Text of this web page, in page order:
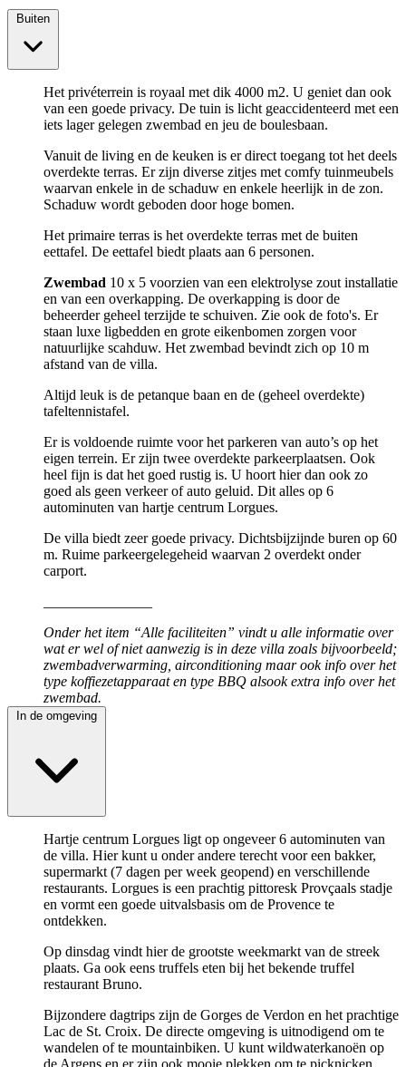
Het privéterrein is royaal met dik 4000 m2. U geniet dan ook
van een goede privacy. De tuin is licht geaccidenteerd met een
iets lager gelegen zwembad en jeu de boulesbaan.
Vanuit de living en de keuken is er direct toegang tot het deels
overdekte terras. Er zijn diverse zitjes met comfy tuinmeubels
waarvan enkele in de schaduw en enkele heerlijk in de zon.
Schaduw wordt geboden door hoge bomen.
Het primaire terras is het overdekte terras met de buiten
eettafel. De eettafel biedt plaats aan 6 personen.
Zwembad 10 x 5 voorzien van een elektrolyse zout installatie
en van een overkapping. De overkapping is door de
beheerder geheel terzijde te schuiven. Zie ook de foto's. Er
staan luxe ligbedden en grote eikenbomen zorgen voor
natuurlijke scahduw. Het zwembad bevindt zich op 10 m
afstand van de villa.
Altijd leuk is de petanque baan en de (geheel overdekte)
tafeltennistafel.
Er is voldoende ruimte voor het parkeren van auto’s op het
eigen terrein. Er zijn twee overdekte parkeerplaatsen. Ook
heel fijn is dat het goed rustig is. U hoort hier dan ook zo
goed als geen verkeer of auto geluid. Dit alles op 6
autominuten van hartje centrum Lorgues.
De villa biedt zeer goede privacy. Dichtsbijzijnde buren op 60
m. Ruime parkeergelegeheid waarvan 2 overdekt onder
carport.
Onder het item “Alle faciliteiten” vindt u alle informatie over
wat er wel of niet aanwezig is in deze villa zoals bijvoorbeeld;
zwembadverwarming, airconditioning maar ook info over het
type koffiezetapparaat en type BBQ alsook extra info over het
zwembad.
Hartje centrum Lorgues ligt op ongeveer 6 autominuten van
de villa. Hier kunt u onder andere terecht voor een bakker,
supermarkt (7 dagen per week geopend) en verschillende
restaurants. Lorgues is een prachtig pittoresk Provçaals stadje
en vormt een goede uitvalsbasis om de Provence te
ontdekken.
Op dinsdag vindt hier de grootste weekmarkt van de streek
plaats. Ga ook eens truffels eten bij het bekende truffel
restaurant Bruno.
Bijzondere dagtrips zijn de Gorges de Verdon en het prachtige
Lac de St. Croix. De directe omgeving is uitnodigend om te
wandelen of te mountainbiken. U kunt wildwaterkanoën op
de Argens en er zijn ook mooie plekken om te picknicken.